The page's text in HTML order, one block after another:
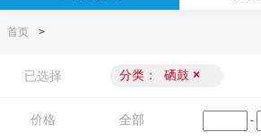
首页 >
已选择 分类： 硒鼓 ×
价格 全部 -